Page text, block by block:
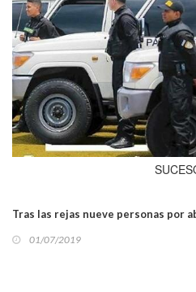
Tras las rejas nueve personas por
01/07/2019